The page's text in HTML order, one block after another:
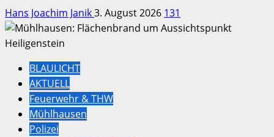
Hans Joachim Janik3. August 2026 131
BLAULICHT
AKTUELL
Feuerwehr & THW
Mühlhausen
Polizei